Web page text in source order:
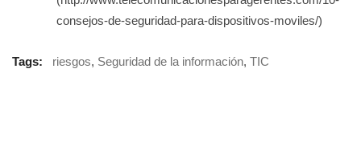
consejos-de-seguridad-para-dispositivos-moviles/)
Tags: riesgos, Seguridad de la información, TIC